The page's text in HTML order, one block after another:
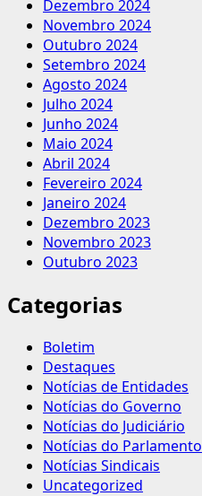
Dezembro 2024
Novembro 2024
Outubro 2024
Setembro 2024
Agosto 2024
Julho 2024
Junho 2024
Maio 2024
Abril 2024
Fevereiro 2024
Janeiro 2024
Dezembro 2023
Novembro 2023
Outubro 2023
Categorias
Boletim
Destaques
Notícias de Entidades
Notícias do Governo
Notícias do Judiciário
Notícias do Parlamento
Notícias Sindicais
Uncategorized